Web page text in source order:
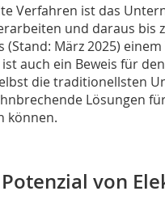
Verfahren ist das
und daraus bis
März 2025)
auch ein Beweis für
die traditionellsten
Lösungen
können.
von